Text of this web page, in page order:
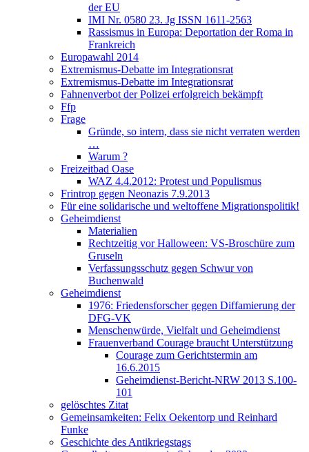
der EU
IMI Nr. 0580 23. Jg ISSN 1611-2563
Rassismus in Europa: Deportation der Roma in
Frankreich
Europawahl 2014
Extremismus-Debatte im Integrationsrat
Extremismus-Debatte im Integrationsrat
Fahnenverbot der Polizei erfolgreich bekämpft
Ffp
Frage
Gründe, so intern, dass sie nicht verraten werden
…
Warum ?
Freizeitbad Oase
WAZ 4.4.2012: Protest und Populismus
Frintrop gegen Neonazis 7.9.2013
Für eine solidarische und weltoffene Migrationspolitik!
Geheimdienst
Materialien
Rechtzeitig vor Halloween: VS-Broschüre zum
Gruseln
Verfassungsschutz gegen Schwur von
Buchenwald
Geheimdienst
1976: Friedensforscher gegen Diffamierung der
DFG-VK
Menschenwürde, Vielfalt und Geheimdienst
Frauenverband Courage braucht Unterstützung
Courage zum Gerichtstermin am
16.6.2015
Geheimdienst-Bericht-NRW 2013 S.100-
101
gelöschtes Zitat
Gemeinsamkeiten: Felix Oekentorp und Reinhard
Funke
Geschichte des Antikriegstags